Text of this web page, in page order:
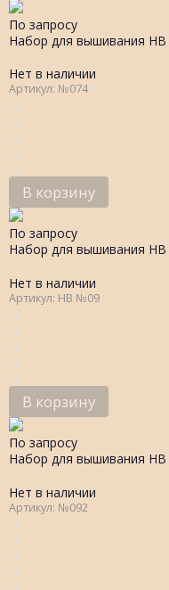
По запросу
Набор для вышивания
Нет в наличии
Артикул: №074
В корзину
По запросу
Набор для вышивания
Нет в наличии
Артикул: НВ №09
В корзину
По запросу
Набор для вышивания
Нет в наличии
Артикул: №092